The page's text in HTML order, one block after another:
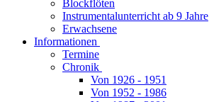
Blockflöten
Instrumentalunterricht ab 9 Jahre
Erwachsene
Informationen
Termine
Chronik
Von 1926 - 1951
Von 1952 - 1986